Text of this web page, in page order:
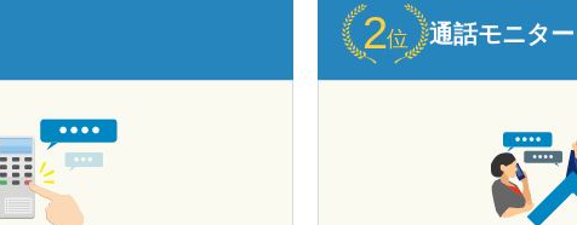
通話モニター